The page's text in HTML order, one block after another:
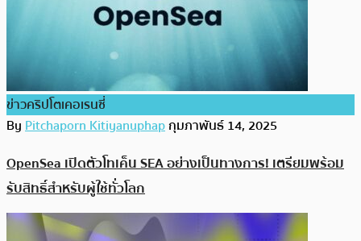
ข่าวคริปโตเคอเรนซี่
ByPitchaporn Kitiyanuphapกุมภาพันธ์ 14, 2025
OpenSea เปิดตัวโทเค็น SEA อย่างเป็นทางการ! เตรียมพร้อม
รับสิทธิ์สำหรับผู้ใช้ทั่วโลก